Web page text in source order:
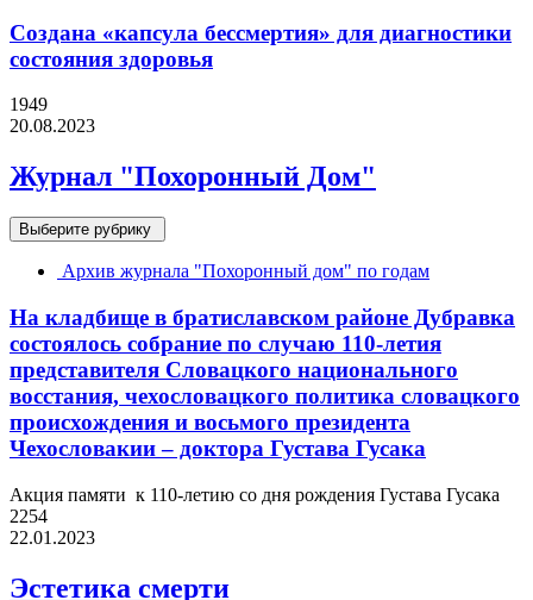
Создана «капсула бессмертия» для диагностики
состояния здоровья
1949
20.08.2023
Журнал "Похоронный Дом"
Выберите рубрику
Архив журнала "Похоронный дом" по годам
На кладбище в братиславском районе Дубравка
состоялось собрание по случаю 110-летия
представителя Словацкого национального
восстания, чехословацкого политика словацкого
происхождения и восьмого президента
Чехословакии – доктора Густава Гусака
Акция памяти к 110-летию со дня рождения Густава Гусака
2254
22.01.2023
Эстетика смерти